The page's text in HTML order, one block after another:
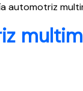
automotriz